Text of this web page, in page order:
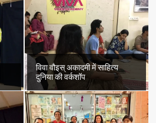
विवा वौइस् अकादमी में साहित्य
दुनिया की वर्कशॉप